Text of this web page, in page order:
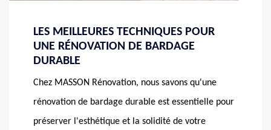
LES MEILLEURES TECHNIQUES POUR
UNE RÉNOVATION DE BARDAGE
DURABLE
Chez MASSON Rénovation, nous savons qu'une
rénovation de bardage durable est essentielle pour
préserver l'esthétique et la solidité de votre